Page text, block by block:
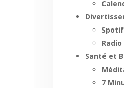
Radio
Santé et
7